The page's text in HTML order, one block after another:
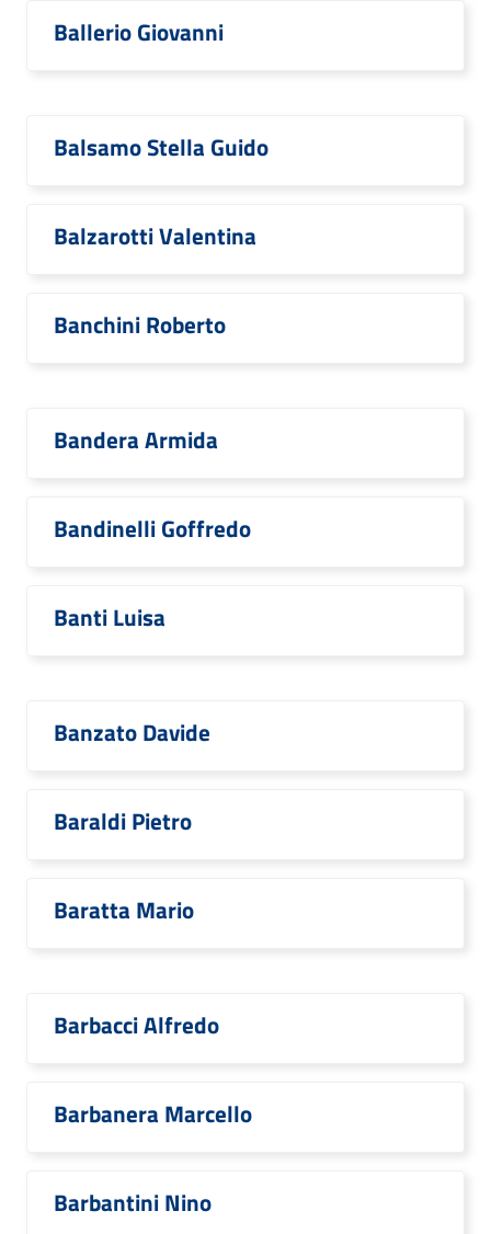
Ballerio Giovanni
Balsamo Stella Guido
Balzarotti Valentina
Banchini Roberto
Bandera Armida
Bandinelli Goffredo
Banti Luisa
Banzato Davide
Baraldi Pietro
Baratta Mario
Barbacci Alfredo
Barbanera Marcello
Barbantini Nino